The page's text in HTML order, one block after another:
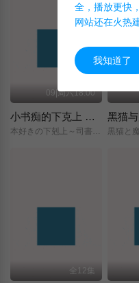
09|周六18:00
小书痴的下克上 〜为了成为图书管理员而不择手段〜 领主的养女
本好きの下剋上～司書になるためには手段を選んでいられません～/領主の養女/
黑猫
黒猫と
全12集
全，播放更快
网站还在火热
我知道了